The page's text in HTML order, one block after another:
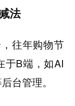
法
往年购物节
于B端，如AI
台管理。